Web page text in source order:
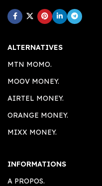
ALTERNATIVES
MTN MOMO.
MOOV MONEY.
AIRTEL MONEY.
ORANGE MONEY.
MIXX MONEY.
INFORMATIONS
A PROPOS.